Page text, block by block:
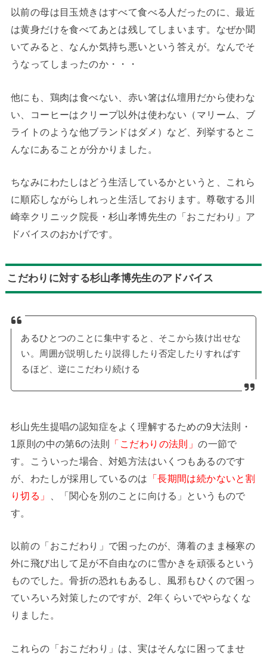
以前の母は目玉焼きはすべて食べる人だったのに、最近
は黄身だけを食べてあとは残してしまいます。なぜか聞
いてみると、なんか気持ち悪いという答えが。なんでそ
うなってしまったのか・・・
他にも、鶏肉は食べない、赤い箸は仏壇用だから使わな
い、コーヒーはクリープ以外は使わない（マリーム、ブ
ライトのような他ブランドはダメ）など、列挙するとこ
んなにあることが分かりました。
ちなみにわたしはどう生活しているかというと、これら
に順応しながらしれっと生活しております。尊敬する川
崎幸クリニック院長・杉山孝博先生の「おこだわり」ア
ドバイスのおかげです。
こだわりに対する杉山孝博先生のアドバイス
あるひとつのことに集中すると、そこから抜け出せな
い。周囲が説明したり説得したり否定したりすればす
るほど、逆にこだわり続ける
杉山先生提唱の認知症をよく理解するための9大法則・
1原則の中の第6の法則 「こだわりの法則」の一節で
す。こういった場合、対処方法はいくつもあるのです
が、わたしが採用しているのは 「長期間は続かないと割
り切る」
、「関心を別のことに向ける」というもので
す。
以前の「おこだわり」で困ったのが、薄着のまま極寒の
外に飛び出して足が不自由なのに雪かきを頑張るという
ものでした。骨折の恐れもあるし、風邪もひくので困っ
ていろいろ対策したのですが、2年くらいでやらなくな
りました。
これらの「おこだわり」は、実はそんなに困ってませ